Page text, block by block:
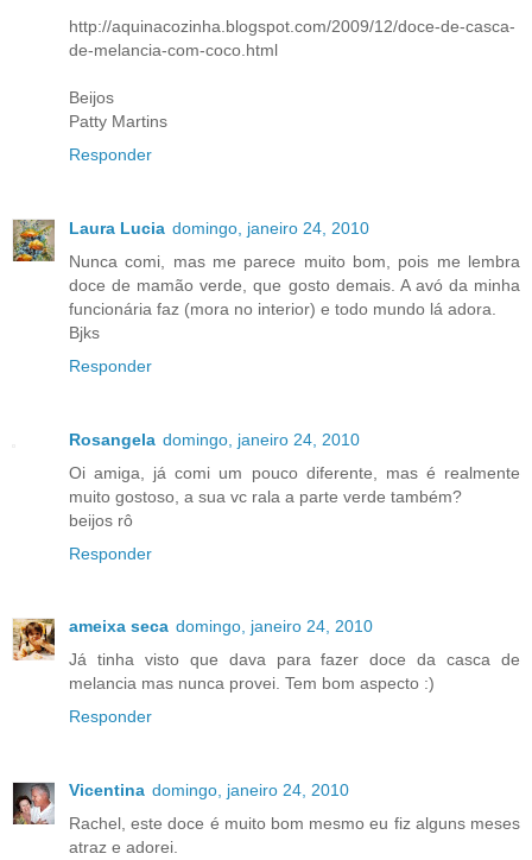
http://aquinacozinha.blogspot.com/2009/12/doce-de-casca-
de-melancia-com-coco.html
Beijos
Patty Martins
Responder
Laura Lucia domingo, janeiro 24, 2010
Nunca comi, mas me parece muito bom, pois me lembra
doce de mamão verde, que gosto demais. A avó da minha
funcionária faz (mora no interior) e todo mundo lá adora.
Bjks
Responder
Rosangela domingo, janeiro 24, 2010
Oi amiga, já comi um pouco diferente, mas é realmente
muito gostoso, a sua vc rala a parte verde também?
beijos rô
Responder
ameixa seca domingo, janeiro 24, 2010
Já tinha visto que dava para fazer doce da casca de
melancia mas nunca provei. Tem bom aspecto :)
Responder
Vicentina domingo, janeiro 24, 2010
Rachel, este doce é muito bom mesmo eu fiz alguns meses
atraz e adorei.